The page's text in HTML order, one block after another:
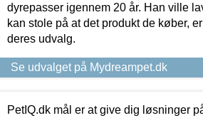
dyrepasser igennem 20 år. Han ville
kan stole på at det produkt de køber,
deres udvalg.
Se udvalget på Mydreampet.dk
PetIQ.dk mål er at give dig løsninger